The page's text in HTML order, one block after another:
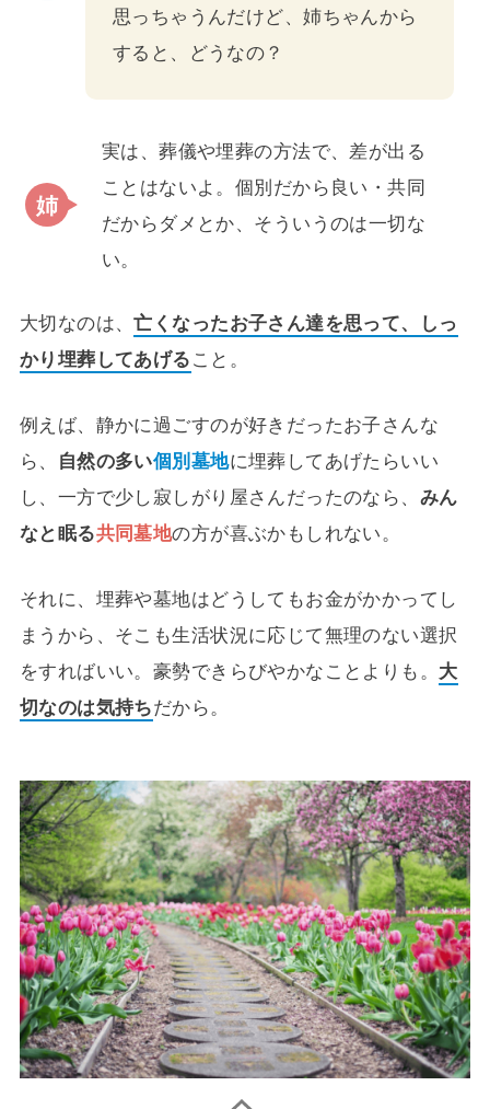
思っちゃうんだけど、姉ちゃんから
すると、どうなの？
実は、葬儀や埋葬の方法で、差が出る
ことはないよ。個別だから良い・共同
だからダメとか、そういうのは一切な
い。
大切なのは、亡くなったお子さん達を思って、しっ
かり埋葬してあげること。
例えば、静かに過ごすのが好きだったお子さんな
ら、 自然の多い個別墓地に埋葬してあげたらいい
し、一方で少し寂しがり屋さんだったのなら、 みん
なと眠る共同墓地の方が喜ぶかもしれない。
それに、埋葬や墓地はどうしてもお金がかかってし
まうから、そこも生活状況に応じて無理のない選択
をすればいい。豪勢できらびやかなことよりも。 大
切なのは気持ちだから。